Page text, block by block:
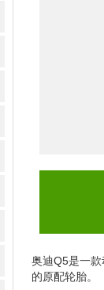
奥迪Q5是一
的原配轮胎。